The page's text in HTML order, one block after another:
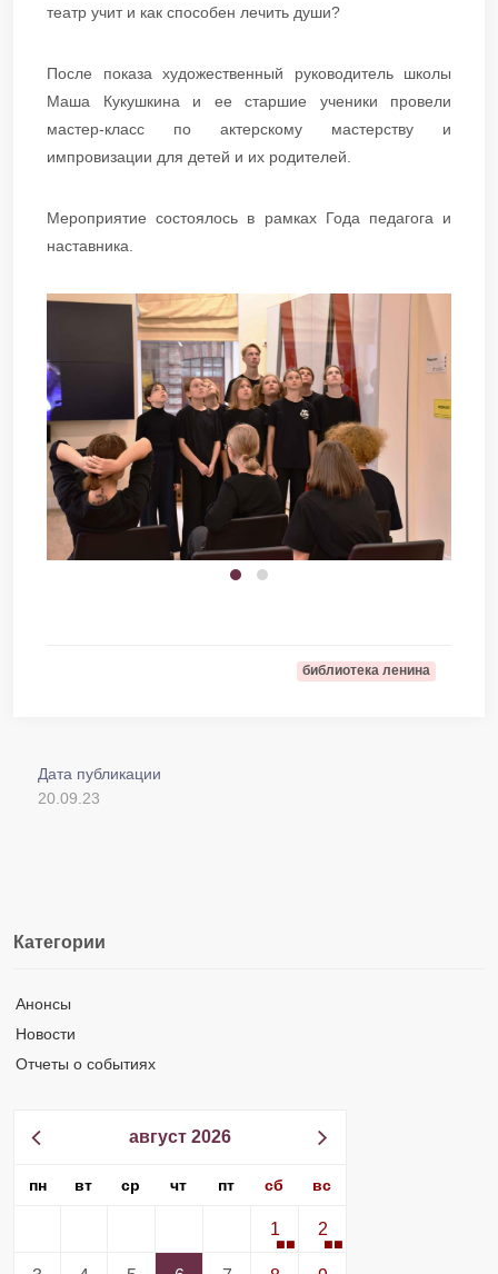
театр учит и как способен лечить души?
После показа художественный руководитель школы
Маша Кукушкина и ее старшие ученики провели
мастер-класс по актерскому мастерству и
импровизации для детей и их родителей.
Мероприятие состоялось в рамках Года педагога и
наставника.
библиотека ленина
Дата публикации
20.09.23
Категории
Анонсы
Новости
Отчеты о событиях
август 2026
пн вт ср чт пт сб вс
1 2